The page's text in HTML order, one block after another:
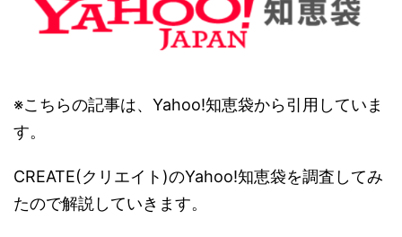
※こちらの記事は、Yahoo!知恵袋から引用していま
す。
CREATE(クリエイト)のYahoo!知恵袋を調査してみ
たので解説していきます。